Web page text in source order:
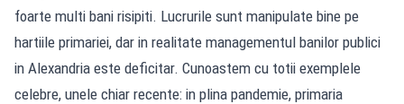
foarte multi bani risipiti. Lucrurile sunt manipulate bine pe
hartiile primariei, dar in realitate managementul banilor publici
in Alexandria este deficitar. Cunoastem cu totii exemplele
celebre, unele chiar recente: in plina pandemie, primaria